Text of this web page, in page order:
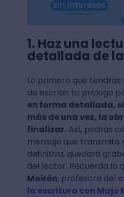
1. Haz una
detallada de
Lo primero que
de escribir tu prólogo
en forma detallada,
más de una vez, la
finalizar.Así, podrás
mensaje que transmite
definitiva, quedará
del lector. Recuerda lo
Moirón, profesora del
la escritura con Majo